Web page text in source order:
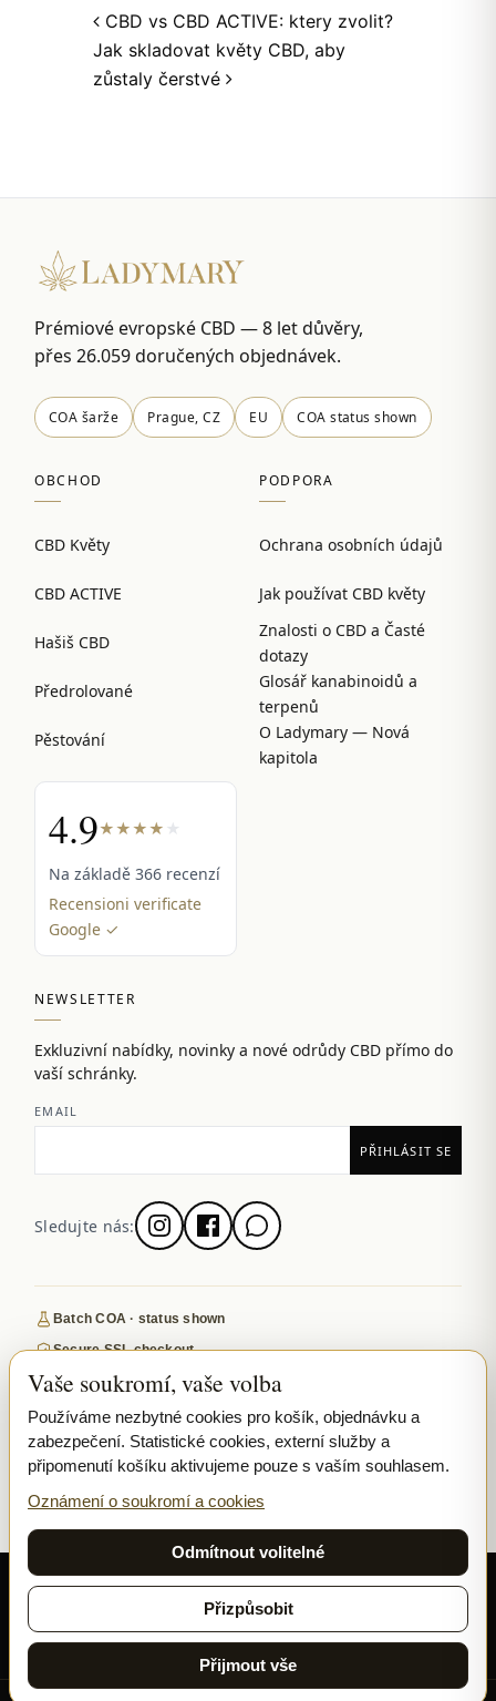
Post navigation
CBD vs CBD ACTIVE: ktery zvolit?
Jak skladovat květy CBD, aby
zůstaly čerstvé
Prémiové evropské CBD — 8 let důvěry,
přes 26.059 doručených objednávek.
COA šarže Prague, CZ EU COA status shown
OBCHOD
CBD Květy
CBD ACTIVE
Hašiš CBD
Předrolované
Pěstování
4.9★★★★ ★
Na základě 366 recenzí
Recensioni verificate
Google ✓
PODPORA
Ochrana osobních údajů
Jak používat CBD květy
Znalosti o CBD a Časté
dotazy
Glosář kanabinoidů a
terpenů
O Ladymary — Nová
kapitola
NEWSLETTER
Exkluzivní nabídky, novinky a nové odrůdy CBD přímo do
vaší schránky.
EMAIL
Sledujte nás:
Batch COA · status shown
Secure SSL checkout
Discreet, tracked EU delivery
Premium indoor · COA where published
Google-reviewed
₿ BITCOIN SEPA PPL
© 2026 Ladymary ·Solar Shine s.r.o.· Karlova 150/42, 110 00 Praha,
Czech Republic · IČO 04375092 · DIČ CZ04375092
SoukromíObchodní podmínkyCookies
Vaše soukromí, vaše volba
Používáme nezbytné cookies pro košík, objednávku a
zabezpečení. Statistické cookies, externí služby a
připomenutí košíku aktivujeme pouze s vaším souhlasem.
Oznámení o soukromí a cookies
Odmítnout volitelné
Přizpůsobit
Přijmout vše